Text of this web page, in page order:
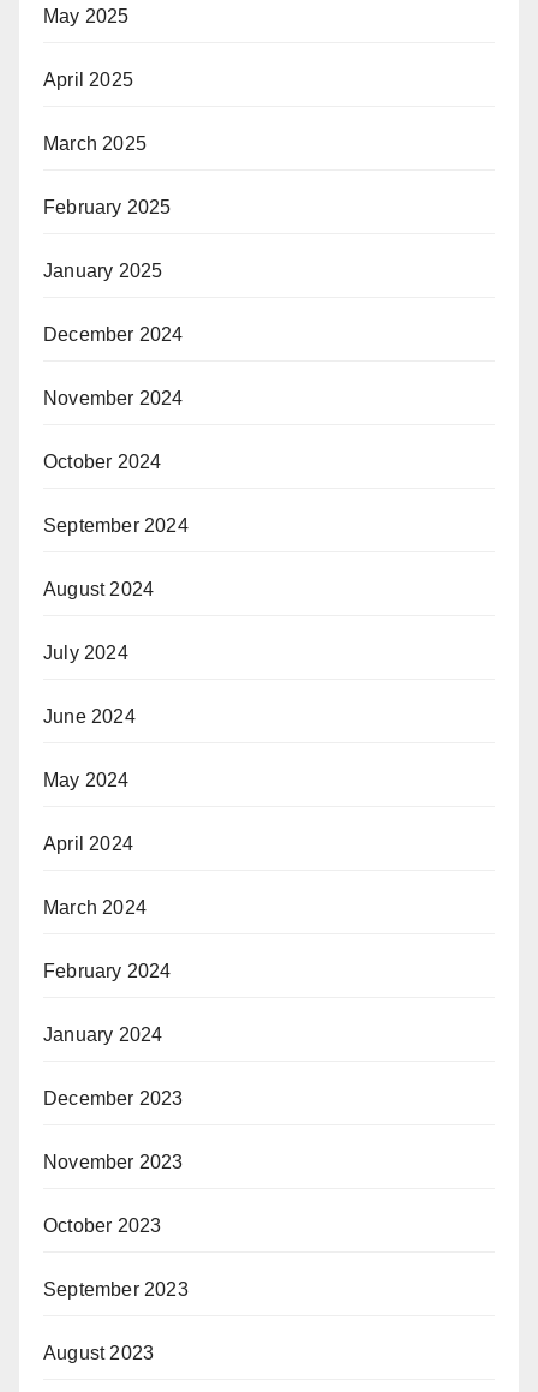
May 2025
April 2025
March 2025
February 2025
January 2025
December 2024
November 2024
October 2024
September 2024
August 2024
July 2024
June 2024
May 2024
April 2024
March 2024
February 2024
January 2024
December 2023
November 2023
October 2023
September 2023
August 2023